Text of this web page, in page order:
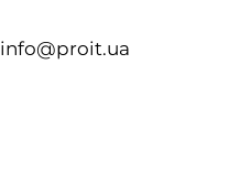
info@proit.ua